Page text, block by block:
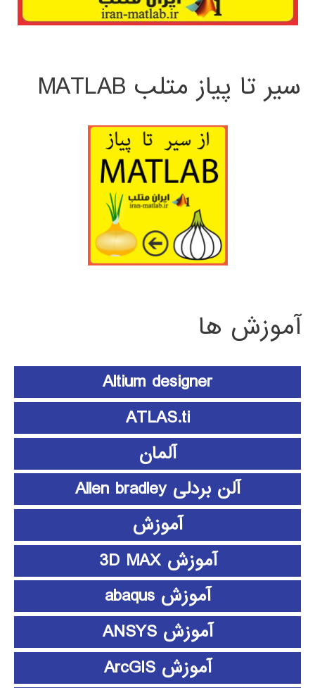
سیر تا پیاز متلب MATLAB
آموزش ها
Altium designer
ATLAS.ti
آلمان
آلن بردلی Allen bradley
آموزش
آموزش 3D MAX
آموزش abaqus
آموزش ANSYS
آموزش ArcGIS